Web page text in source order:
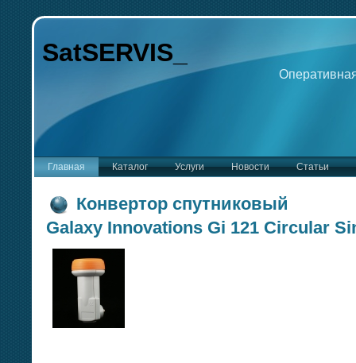
SatSERVIS_
Главная Каталог Услуги Новости Статьи
Конвертор спутниковый
Galaxy Innovations Gi 121 Circular